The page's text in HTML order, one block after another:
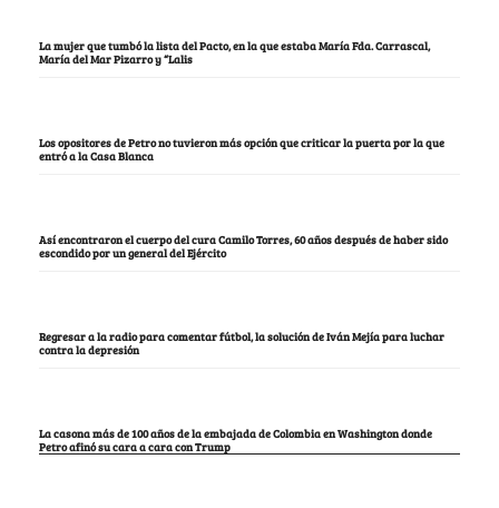
La mujer que tumbó la lista del Pacto, en la que estaba María Fda. Carrascal,
María del Mar Pizarro y “Lalis
Los opositores de Petro no tuvieron más opción que criticar la puerta por la que
entró a la Casa Blanca
Así encontraron el cuerpo del cura Camilo Torres, 60 años después de haber sido
escondido por un general del Ejército
Regresar a la radio para comentar fútbol, la solución de Iván Mejía para luchar
contra la depresión
La casona más de 100 años de la embajada de Colombia en Washington donde
Petro afinó su cara a cara con Trump